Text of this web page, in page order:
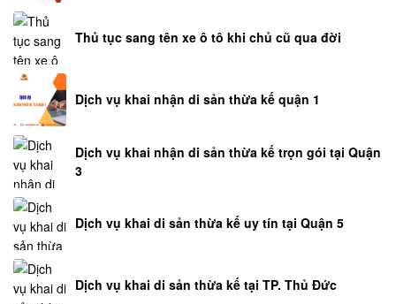
Thủ tục sang tên xe ô tô khi chủ cũ qua đời
Dịch vụ khai nhận di sản thừa kế quận 1
Dịch vụ khai nhận di sản thừa kế trọn gói tại Quận
3
Dịch vụ khai di sản thừa kế uy tín tại Quận 5
Dịch vụ khai di sản thừa kế tại TP. Thủ Đức